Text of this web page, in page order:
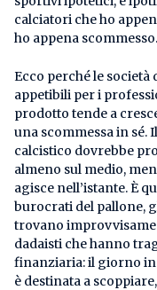
calciatori che ho
ho appena scommesso.
Ecco perché le
appetibili per i
prodotto tende a
una scommessa in sé.
calcistico dovrebbe
almeno sul medio,
agisce nell’istante. È
burocrati del pallone,
trovano
dadaisti che hanno
finanziaria: il giorno
è destinata a